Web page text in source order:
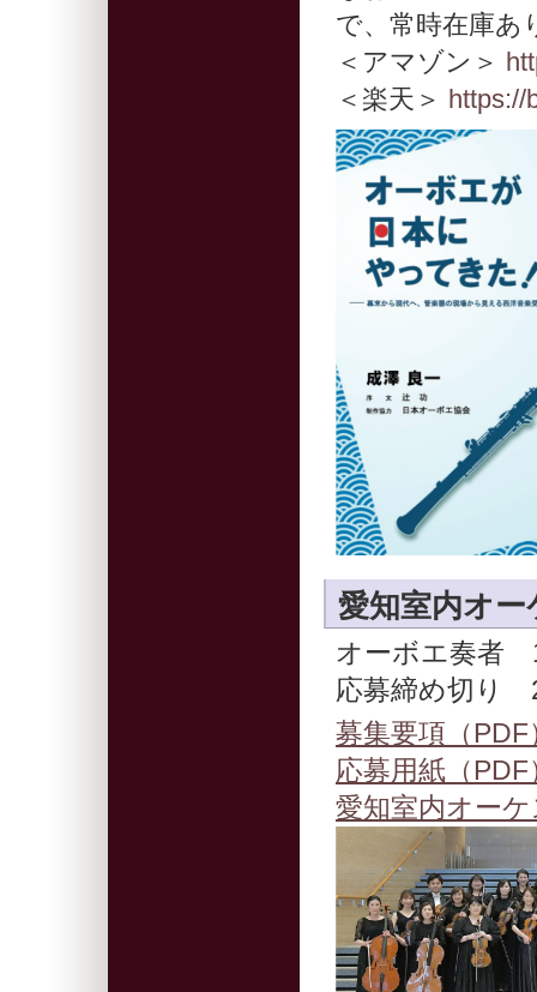
で、常時在庫あ
＜アマゾン＞
＜楽天＞ https://
愛知室内オ
オーボエ奏者
応募締め切り
募集要項（PDF
応募用紙（PDF
愛知室内オー